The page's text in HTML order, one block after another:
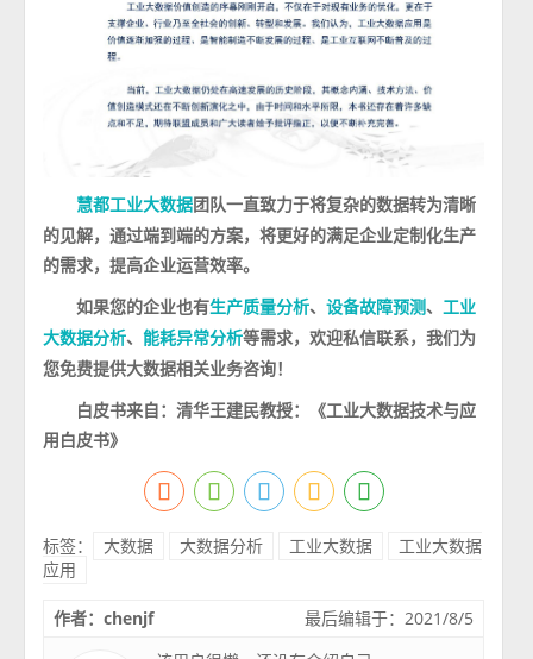
慧都工业大数据团队一直致力于将复杂的数据转为清晰
的见解，通过端到端的方案，将更好的满足企业定制化生产
的需求，提高企业运营效率。
如果您的企业也有生产质量分析、设备故障预测、工业
大数据分析、能耗异常分析等需求，欢迎私信联系，我们为
您免费提供大数据相关业务咨询！
白皮书来自：清华王建民教授：《工业大数据技术与应
用白皮书》
标签： 大数据 大数据分析 工业大数据
工业大数据
应用
最后编辑于：2021/8/5
作者：chenjf